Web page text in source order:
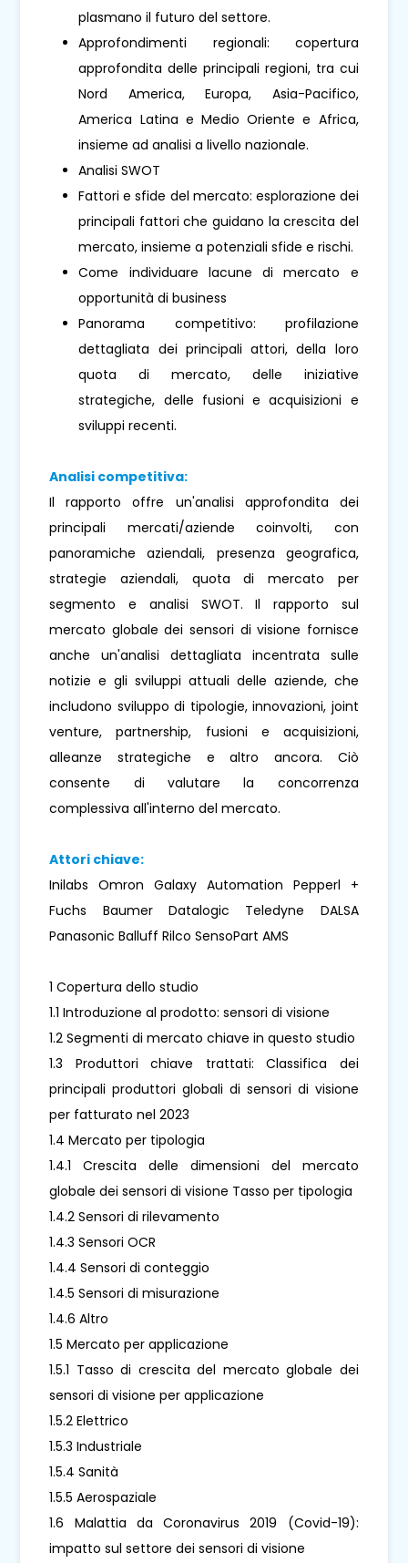
plasmano il futuro del settore.
Approfondimenti regionali: copertura
approfondita delle principali regioni, tra cui
Nord America, Europa, Asia-Pacifico,
America Latina e Medio Oriente e Africa,
insieme ad analisi a livello nazionale.
Analisi SWOT
Fattori e sfide del mercato: esplorazione dei
principali fattori che guidano la crescita del
mercato, insieme a potenziali sfide e rischi.
Come individuare lacune di mercato e
opportunità di business
Panorama competitivo: profilazione
dettagliata dei principali attori, della loro
quota di mercato, delle iniziative
strategiche, delle fusioni e acquisizioni e
sviluppi recenti.
Analisi competitiva:
Il rapporto offre un'analisi approfondita dei
principali mercati/aziende coinvolti, con
panoramiche aziendali, presenza geografica,
strategie aziendali, quota di mercato per
segmento e analisi SWOT. Il rapporto sul
mercato globale dei sensori di visione fornisce
anche un'analisi dettagliata incentrata sulle
notizie e gli sviluppi attuali delle aziende, che
includono sviluppo di tipologie, innovazioni, joint
venture, partnership, fusioni e acquisizioni,
alleanze strategiche e altro ancora. Ciò
consente di valutare la concorrenza
complessiva all'interno del mercato.
Attori chiave:
Inilabs Omron Galaxy Automation Pepperl +
Fuchs Baumer Datalogic Teledyne DALSA
Panasonic Balluff Rilco SensoPart AMS
1 Copertura dello studio
1.1 Introduzione al prodotto: sensori di visione
1.2 Segmenti di mercato chiave in questo studio
1.3 Produttori chiave trattati: Classifica dei
principali produttori globali di sensori di visione
per fatturato nel 2023
1.4 Mercato per tipologia
1.4.1 Crescita delle dimensioni del mercato
globale dei sensori di visione Tasso per tipologia
1.4.2 Sensori di rilevamento
1.4.3 Sensori OCR
1.4.4 Sensori di conteggio
1.4.5 Sensori di misurazione
1.4.6 Altro
1.5 Mercato per applicazione
1.5.1 Tasso di crescita del mercato globale dei
sensori di visione per applicazione
1.5.2 Elettrico
1.5.3 Industriale
1.5.4 Sanità
1.5.5 Aerospaziale
1.6 Malattia da Coronavirus 2019 (Covid-19):
impatto sul settore dei sensori di visione